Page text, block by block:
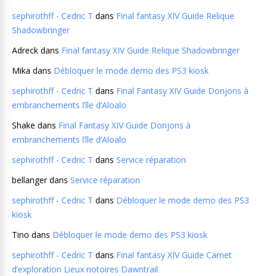
sephirothff - Cedric T dans Final fantasy XIV Guide Relique
Shadowbringer
Adreck dans Final fantasy XIV Guide Relique Shadowbringer
Mika dans Débloquer le mode demo des PS3 kiosk
sephirothff - Cedric T dans Final Fantasy XIV Guide Donjons à
embranchements l’île d’Aloalo
Shake dans Final Fantasy XIV Guide Donjons à
embranchements l’île d’Aloalo
sephirothff - Cedric T dans Service réparation
bellangerdans Service réparation
sephirothff - Cedric T dans Débloquer le mode demo des PS3
kiosk
Tino dans Débloquer le mode demo des PS3 kiosk
sephirothff - Cedric T dans Final fantasy XIV Guide Carnet
d’exploration Lieux notoires Dawntrail